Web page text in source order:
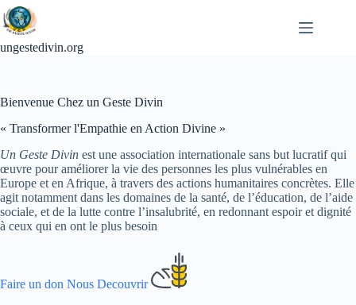
Passer
au
contenu
ungestedivin.org
Bienvenue Chez un Geste Divin
« Transformer l'Empathie en Action Divine »
Un Geste Divin est une association internationale sans but lucratif qui
œuvre pour améliorer la vie des personnes les plus vulnérables en
Europe et en Afrique, à travers des actions humanitaires concrètes. Elle
agit notamment dans les domaines de la santé, de l’éducation, de l’aide
sociale, et de la lutte contre l’insalubrité, en redonnant espoir et dignité
à ceux qui en ont le plus besoin
Faire un don Nous Decouvrir